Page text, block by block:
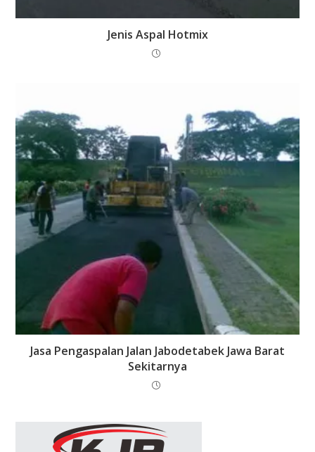
Jenis Aspal Hotmix
Jasa Pengaspalan Jalan Jabodetabek Jawa Barat
Sekitarnya